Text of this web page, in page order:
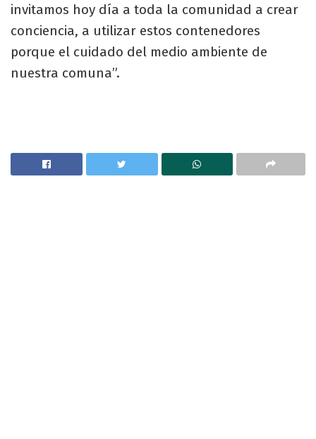
invitamos hoy día a toda la comunidad a crear
conciencia, a utilizar estos contenedores
porque el cuidado del medio ambiente de
nuestra comuna”.